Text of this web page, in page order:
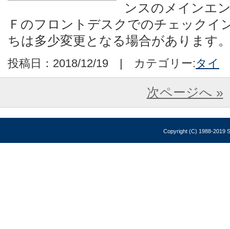
ンスのメインエ
Ｆのフロントデスクでのチェック
ちは多少変更となる場合があります
投稿日：2018/12/19 | カテゴリー: タイ
次ページへ »
Copyright (C) 1988-2019